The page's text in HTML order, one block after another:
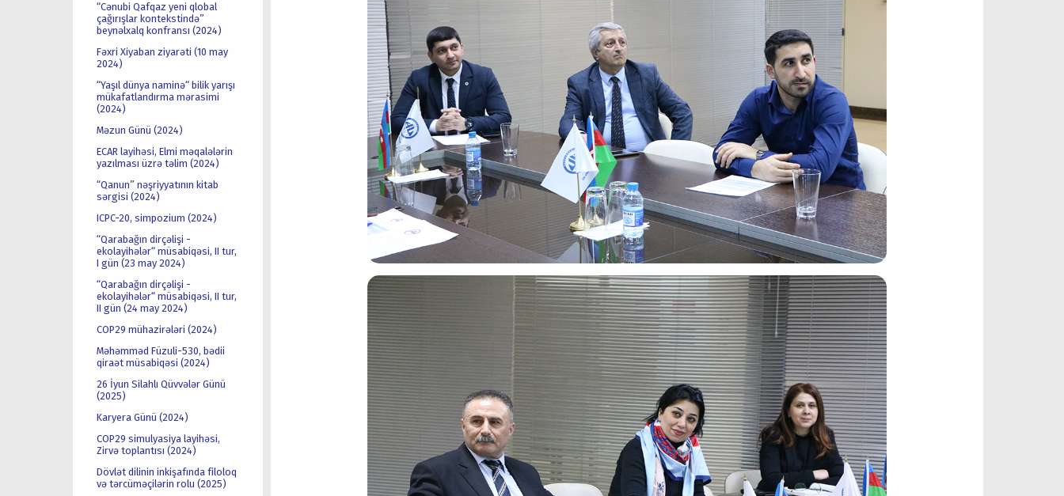
“Cənubi Qafqaz yeni qlobal
çağırışlar kontekstində”
beynəlxalq konfransı (2024)
Fəxri Xiyaban ziyarəti (10 may
2024)
“Yaşıl dünya naminə“ bilik yarışı
mükafatlandırma mərasimi
(2024)
Məzun Günü (2024)
ECAR layihəsi, Elmi məqalələrin
yazılması üzrə təlim (2024)
“Qanun” nəşriyyatının kitab
sərgisi (2024)
ICPC-20, simpozium (2024)
“Qarabağın dirçəlişi -
ekolayihələr“ müsabiqəsi, II tur,
I gün (23 may 2024)
“Qarabağın dirçəlişi -
ekolayihələr“ müsabiqəsi, II tur,
II gün (24 may 2024)
COP29 mühazirələri (2024)
Məhəmməd Füzuli-530, bədii
qiraət müsabiqəsi (2024)
26 İyun Silahlı Qüvvələr Günü
(2025)
Karyera Günü (2024)
COP29 simulyasiya layihəsi,
Zirvə toplantısı (2024)
Dövlət dilinin inkişafında filoloq
və tərcüməçilərin rolu (2025)